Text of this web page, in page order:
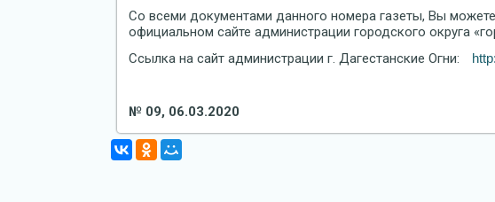
Со всеми документами данного номера газеты, Вы
официальном сайте администрации городского округа
Ссылка на сайт администрации г. Дагестанские Огни:
№ 09, 06.03.2020